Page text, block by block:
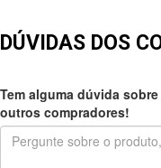
DÚVIDAS DOS
Tem alguma dúvida
outros compradores!